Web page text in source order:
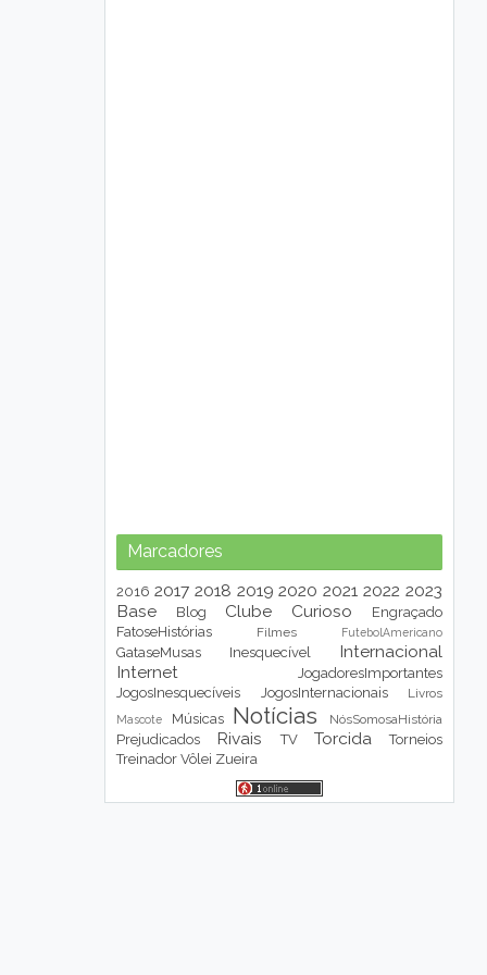
Marcadores
2016 2017 2018 2019 2020 2021 2022 2023
Base
Blog Clube Curioso
Engraçado
FatoseHistórias
Filmes FutebolAmericano
GataseMusas Inesquecível
Internacional
Internet
JogadoresImportantes
JogosInesquecíveis
JogosInternacionais Livros
Mascote Músicas Notícias NósSomosaHistória
Prejudicados Rivais TV Torcida
Torneios
Treinador Vôlei Zueira